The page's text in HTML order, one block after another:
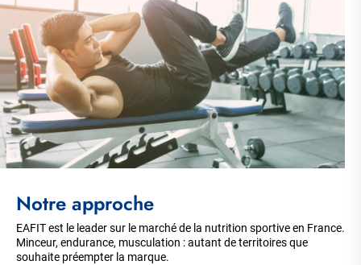
Notre approche
EAFIT est le leader sur le marché de la nutrition sportive en France.
Minceur, endurance, musculation : autant de territoires que
souhaite préempter la marque.